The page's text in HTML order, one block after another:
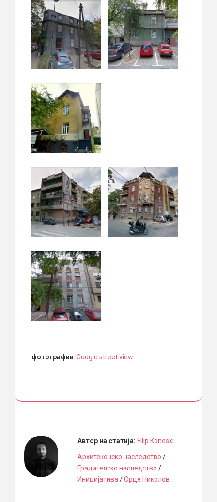
фотографии: Google street view
Автор на статија: Filip Koneski
Архитеконско наследство /
Градителско наследство /
Иницијатива /Орце Николов